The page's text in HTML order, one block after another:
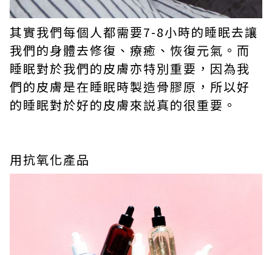
其實我們每個人都需要7-8小時的睡眠去讓
我們的身體去修復、療癒、恢復元氣。而
睡眠對於我們的皮膚亦特別重要，因為我
們的皮膚是在睡眠時製造骨膠原，所以好
的睡眠對於好的皮膚來説真的很重要。
用抗氧化產品